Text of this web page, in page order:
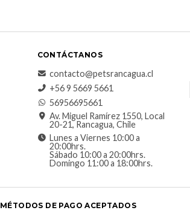
CONTÁCTANOS
contacto@petsrancagua.cl
‪+56 9 5669 5661‬
56956695661‬
Av. Miguel Ramírez 1550, Local
20-21, Rancagua, Chile
Lunes a Viernes 10:00 a
20:00hrs.
Sábado 10:00 a 20:00hrs.
Domingo 11:00 a 18:00hrs.
MÉTODOS DE PAGO ACEPTADOS